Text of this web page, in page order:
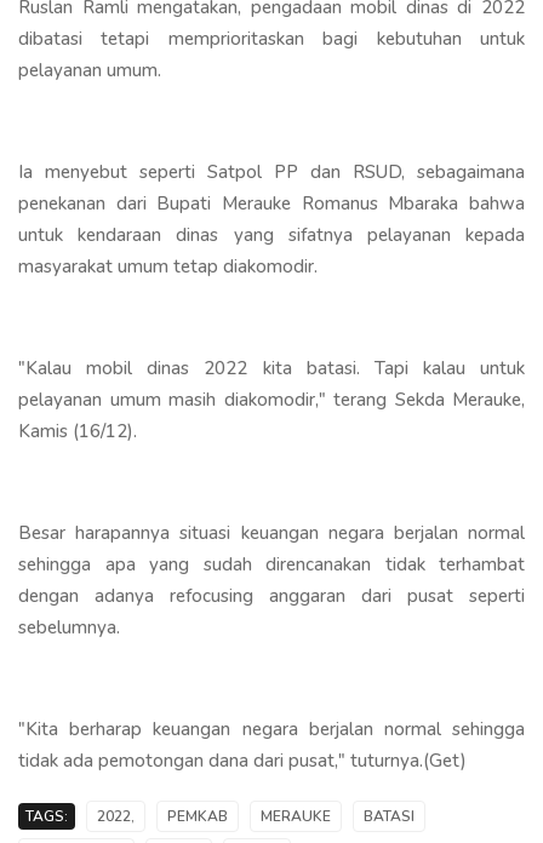
Ruslan Ramli mengatakan, pengadaan mobil dinas di 2022
dibatasi tetapi memprioritaskan bagi kebutuhan untuk
pelayanan umum.
Ia menyebut seperti Satpol PP dan RSUD, sebagaimana
penekanan dari Bupati Merauke Romanus Mbaraka bahwa
untuk kendaraan dinas yang sifatnya pelayanan kepada
masyarakat umum tetap diakomodir.
"Kalau mobil dinas 2022 kita batasi. Tapi kalau untuk
pelayanan umum masih diakomodir," terang Sekda Merauke,
Kamis (16/12).
Besar harapannya situasi keuangan negara berjalan normal
sehingga apa yang sudah direncanakan tidak terhambat
dengan adanya refocusing anggaran dari pusat seperti
sebelumnya.
"Kita berharap keuangan negara berjalan normal sehingga
tidak ada pemotongan dana dari pusat," tuturnya.(Get)
TAGS: 2022, PEMKAB MERAUKE
BATASI